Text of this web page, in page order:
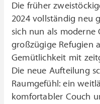
Die früher
2024 vollständig neu
sich nun als moderne
großzügige Refugien
Gemütlichkeit mit
Die neue Aufteilung
Raumgefühl: ein
komfortabler Couch